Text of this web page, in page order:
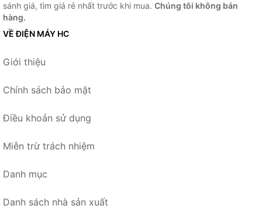
sánh giá, tìm giá rẻ nhất trước khi mua. Chúng tôi không bán
hàng.
VỀ ĐIỆN MÁY HC
Giới thiệu
Chính sách bảo mật
Điều khoản sử dụng
Miễn trừ trách nhiệm
Danh mục
Danh sách nhà sản xuất